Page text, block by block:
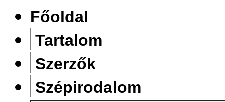
Főoldal
Tartalom
Szerzők
Szépirodalom